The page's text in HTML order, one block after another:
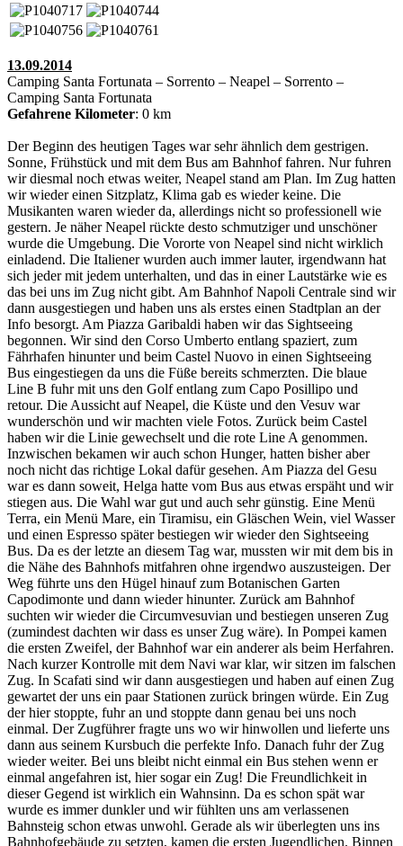
13.09.2014
Camping Santa Fortunata – Sorrento – Neapel – Sorrento –
Camping Santa Fortunata
Gefahrene Kilometer: 0 km
Der Beginn des heutigen Tages war sehr ähnlich dem gestrigen.
Sonne, Frühstück und mit dem Bus am Bahnhof fahren. Nur fuhren
wir diesmal noch etwas weiter, Neapel stand am Plan. Im Zug hatten
wir wieder einen Sitzplatz, Klima gab es wieder keine. Die
Musikanten waren wieder da, allerdings nicht so professionell wie
gestern. Je näher Neapel rückte desto schmutziger und unschöner
wurde die Umgebung. Die Vororte von Neapel sind nicht wirklich
einladend. Die Italiener wurden auch immer lauter, irgendwann hat
sich jeder mit jedem unterhalten, und das in einer Lautstärke wie es
das bei uns im Zug nicht gibt. Am Bahnhof Napoli Centrale sind wir
dann ausgestiegen und haben uns als erstes einen Stadtplan an der
Info besorgt. Am Piazza Garibaldi haben wir das Sightseeing
begonnen. Wir sind den Corso Umberto entlang spaziert, zum
Fährhafen hinunter und beim Castel Nuovo in einen Sightseeing
Bus eingestiegen da uns die Füße bereits schmerzten. Die blaue
Line B fuhr mit uns den Golf entlang zum Capo Posillipo und
retour. Die Aussicht auf Neapel, die Küste und den Vesuv war
wunderschön und wir machten viele Fotos. Zurück beim Castel
haben wir die Linie gewechselt und die rote Line A genommen.
Inzwischen bekamen wir auch schon Hunger, hatten bisher aber
noch nicht das richtige Lokal dafür gesehen. Am Piazza del Gesu
war es dann soweit, Helga hatte vom Bus aus etwas erspäht und wir
stiegen aus. Die Wahl war gut und auch sehr günstig. Eine Menü
Terra, ein Menü Mare, ein Tiramisu, ein Gläschen Wein, viel Wasser
und einen Espresso später bestiegen wir wieder den Sightseeing
Bus. Da es der letzte an diesem Tag war, mussten wir mit dem bis in
die Nähe des Bahnhofs mitfahren ohne irgendwo auszusteigen. Der
Weg führte uns den Hügel hinauf zum Botanischen Garten
Capodimonte und dann wieder hinunter. Zurück am Bahnhof
suchten wir wieder die Circumvesuvian und bestiegen unseren Zug
(zumindest dachten wir dass es unser Zug wäre). In Pompei kamen
die ersten Zweifel, der Bahnhof war ein anderer als beim Herfahren.
Nach kurzer Kontrolle mit dem Navi war klar, wir sitzen im falschen
Zug. In Scafati sind wir dann ausgestiegen und haben auf einen Zug
gewartet der uns ein paar Stationen zurück bringen würde. Ein Zug
der hier stoppte, fuhr an und stoppte dann genau bei uns noch
einmal. Der Zugführer fragte uns wo wir hinwollen und lieferte uns
dann aus seinem Kursbuch die perfekte Info. Danach fuhr der Zug
wieder weiter. Bei uns bleibt nicht einmal ein Bus stehen wenn er
einmal angefahren ist, hier sogar ein Zug! Die Freundlichkeit in
dieser Gegend ist wirklich ein Wahnsinn. Da es schon spät war
wurde es immer dunkler und wir fühlten uns am verlassenen
Bahnsteig schon etwas unwohl. Gerade als wir überlegten uns ins
Bahnhofgebäude zu setzten, kamen die ersten Jugendlichen. Binnen